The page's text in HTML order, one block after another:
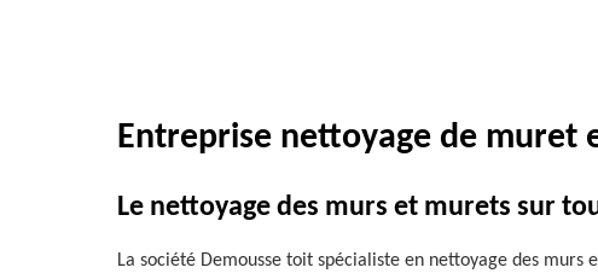
Entreprise nettoyage de muret
Le nettoyage des murs et murets sur
La société Demousse toit spécialiste en nettoyage des